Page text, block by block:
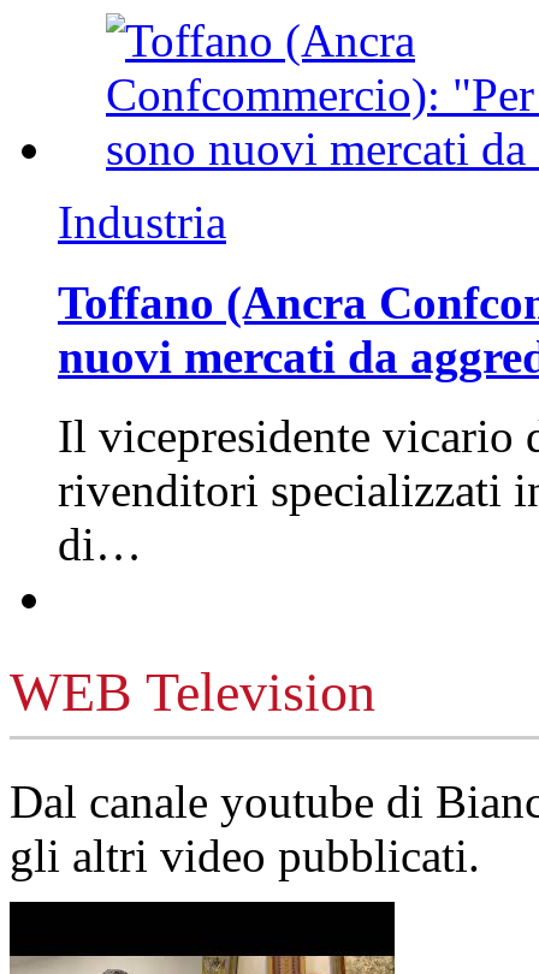
Industria
Toffano (Ancra
nuovi mercati da
Il vicepresidente vicario
rivenditori specializzati
di…
WEB Television
Dal canale youtube di
gli altri video pubblicati.